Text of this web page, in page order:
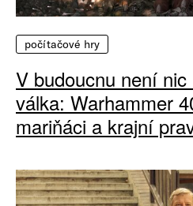
počítačové hry
V budoucnu není
válka: Warhammer
mariňáci a krajní